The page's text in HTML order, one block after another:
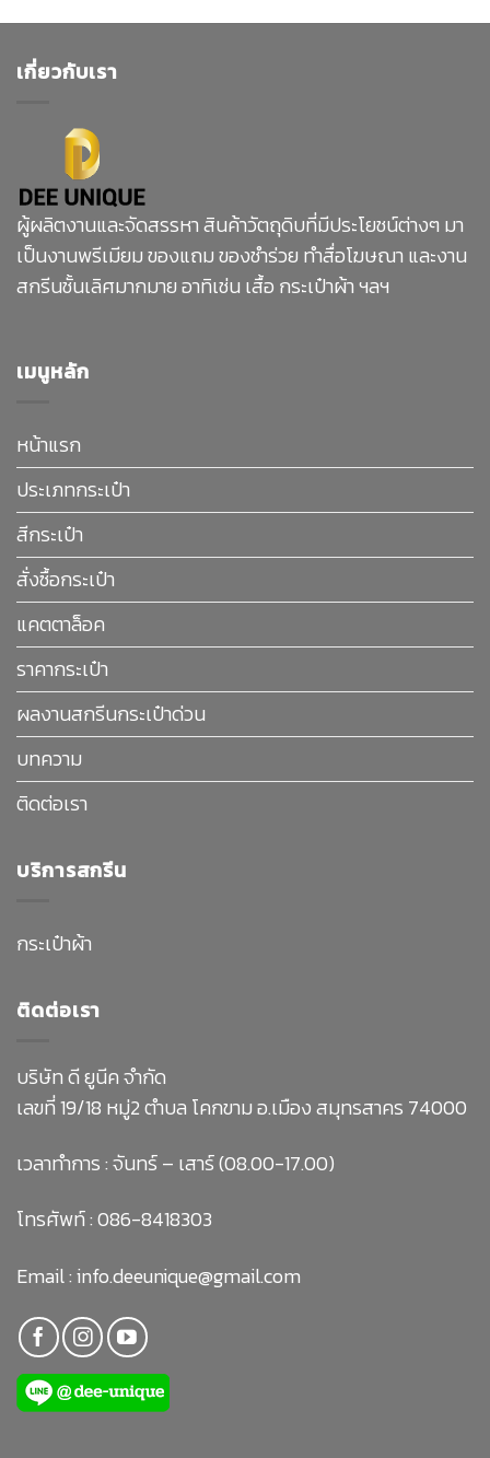
เกี่ยวกับเรา
ผู้ผลิตงานและจัดสรรหา สินค้าวัตถุดิบที่มีประโยชน์ต่างๆ มา
เป็นงานพรีเมียม ของแถม ของชำร่วย ทำสื่อโฆษณา และงาน
สกรีนชั้นเลิศมากมาย อาทิเช่น เสื้อ กระเป๋าผ้า ฯลฯ
เมนูหลัก
หน้าแรก
ประเภทกระเป๋า
สีกระเป๋า
สั่งซื้อกระเป๋า
แคตตาล็อค
ราคากระเป๋า
ผลงานสกรีนกระเป๋าด่วน
บทความ
ติดต่อเรา
บริการสกรีน
กระเป๋าผ้า
ติดต่อเรา
บริษัท ดี ยูนีค จำกัด
เลขที่ 19/18 หมู่2 ตำบล โคกขาม อ.เมือง สมุทรสาคร 74000
เวลาทำการ : จันทร์ – เสาร์ (08.00-17.00)
โทรศัพท์ :086-8418303
Email :info.deeunique@gmail.com